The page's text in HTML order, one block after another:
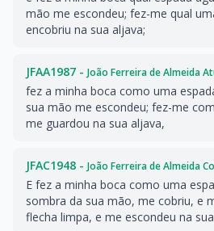
mão me escondeu; fez-me qual
encobriu na sua aljava;
JFAA1987 - João Ferreira de Almeida
fez a minha boca como uma
sua mão me escondeu; fez-me
me guardou na sua aljava,
JFAC1948 - João Ferreira de Almeida
E fez a minha boca como uma
sombra da sua mão, me cobriu, e
flecha limpa, e me escondeu na